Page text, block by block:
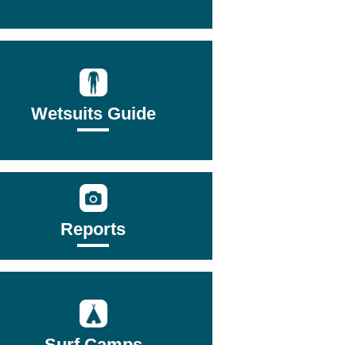
Wetsuits Guide
Reports